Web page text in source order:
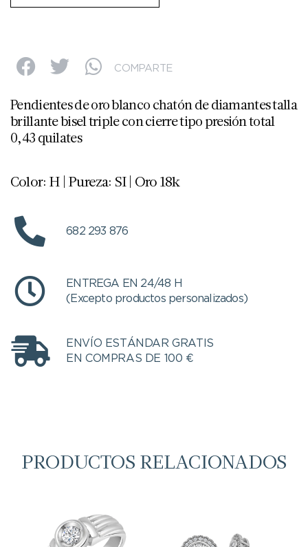
COMPARTE
Pendientes de oro blanco chatón de diamantes talla
brillante bisel triple con cierre tipo presión total
0,43 quilates
Color: H | Pureza: SI | Oro 18k
682 293 876
ENTREGA EN 24/48 H
(Excepto productos personalizados)
ENVÍO ESTÁNDAR GRATIS
EN COMPRAS DE 100 €
PRODUCTOS RELACIONADOS